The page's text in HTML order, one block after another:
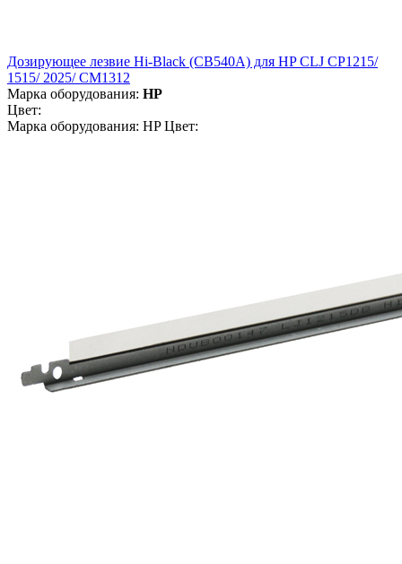
Дозирующее лезвие Hi-Black (CB540A) для HP CLJ CP1215/
1515/ 2025/ CM1312
Марка оборудования: HP
Цвет:
Марка оборудования: HP Цвет: